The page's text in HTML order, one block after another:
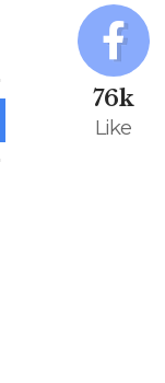
76k
Like